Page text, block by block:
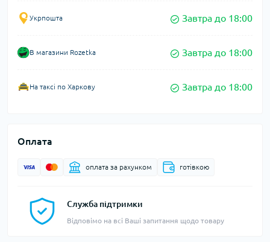
Укрпошта Завтра до 18:00
В магазини Rozetka Завтра до 18:00
На таксі по Харкову Завтра до 18:00
Оплата
оплата за рахунком готівкою
Служба підтримки
Відповімо на всі Ваші запитання щодо товару